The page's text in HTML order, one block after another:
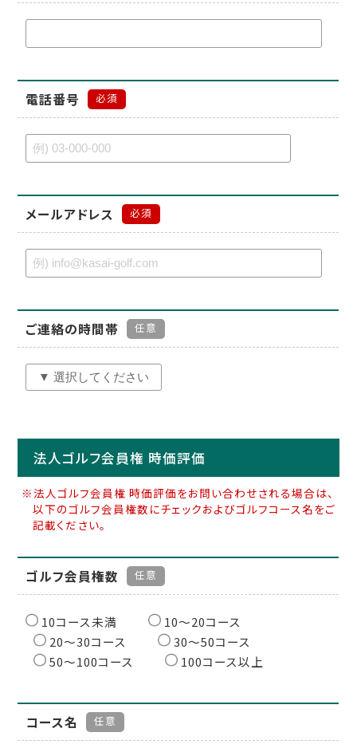
電話番号 必須
メールアドレス 必須
ご連絡の時間帯 任意
法人ゴルフ会員権 時価評価
※法人ゴルフ会員権 時価評価をお問い合わせされる場合は、
以下のゴルフ会員権数にチェックおよびゴルフコース名をご
記載ください。
ゴルフ会員権数 任意
10コース未満
10〜20コース
20〜30コース
30〜50コース
50〜100コース
100コース以上
コース名 任意